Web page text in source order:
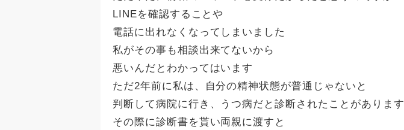
LINEを確認することや
電話に出れなくなってしまいました
私がその事も相談出来てないから
悪いんだとわかってはいます
ただ2年前に私は、自分の精神状態が普通じゃないと
判断して病院に行き、うつ病だと診断されたことがあります
その際に診断書を貰い両親に渡すと